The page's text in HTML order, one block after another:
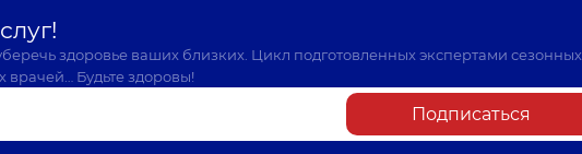
здоровье ваших близких. Цикл подготовленных экспертами сезонных
Будьте здоровы!
Подписаться